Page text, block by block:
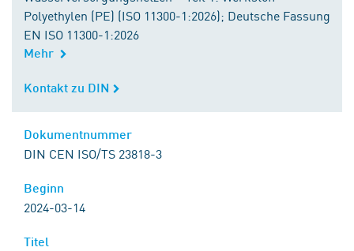
Polyethylen (PE) (ISO 11300-1:2026); Deutsche Fassung
EN ISO 11300-1:2026
Mehr
Kontakt zu DIN
Kontakt zu DIN
Dokumentnummer
DIN CEN ISO/TS 23818-3
Beginn
2024-03-14
Titel